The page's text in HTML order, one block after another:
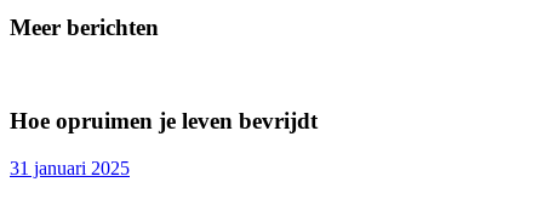
Meer berichten
Hoe opruimen je leven bevrijdt
31 januari 2025